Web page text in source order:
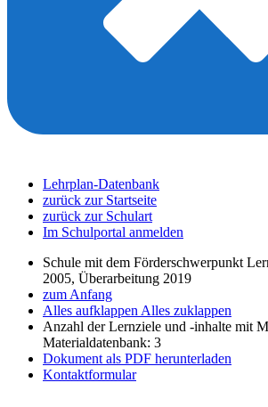
Lehrplan-Datenbank
zurück zur Startseite
zurück zur Schulart
Im Schulportal anmelden
Schule mit dem Förderschwerpunkt
2005, Überarbeitung 2019
zum Anfang
Alles aufklappen Alles zuklappen
Anzahl der Lernziele und -inhalte mit
Materialdatenbank: 3
Dokument als PDF herunterladen
Kontaktformular